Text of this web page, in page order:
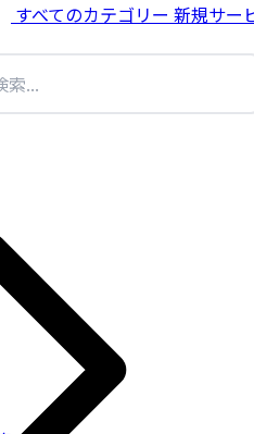
すべてのカテゴリー 新規サー